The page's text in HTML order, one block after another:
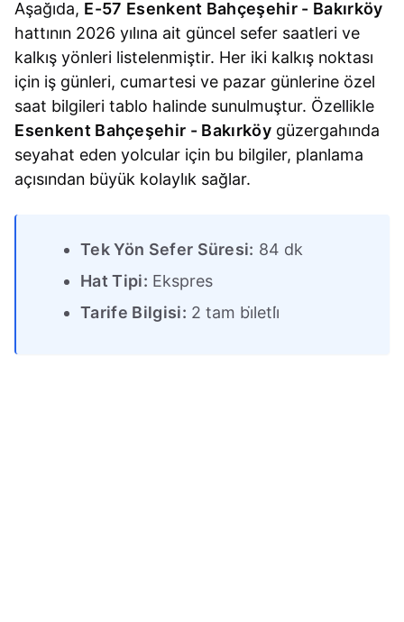
Aşağıda, E-57 Esenkent Bahçeşehir - Bakırköy
hattının 2026 yılına ait güncel sefer saatleri ve
kalkış yönleri listelenmiştir. Her iki kalkış noktası
için iş günleri, cumartesi ve pazar günlerine özel
saat bilgileri tablo halinde sunulmuştur. Özellikle
Esenkent Bahçeşehir - Bakırköy güzergahında
seyahat eden yolcular için bu bilgiler, planlama
açısından büyük kolaylık sağlar.
Tek Yön Sefer Süresi: 84 dk
Hat Tipi: Ekspres
Tarife Bilgisi: 2 tam bi̇letli̇